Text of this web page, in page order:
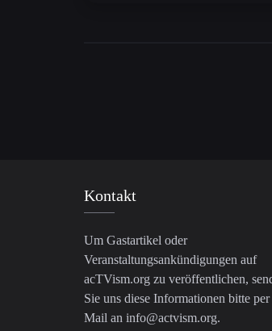
Kontakt
Um Gastartikel oder
Veranstaltungsankündigungen auf
acTVism.org zu veröffentlichen,
Sie uns diese Informationen bitte
Mail an info@actvism.org.